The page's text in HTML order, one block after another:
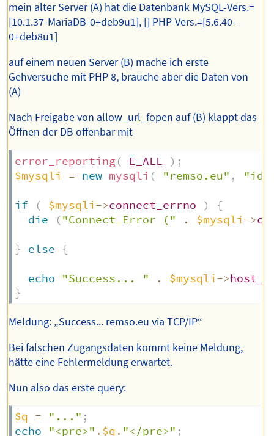
mein alter Server (A) hat die Datenbank MySQL-Vers.=
[10.1.37-MariaDB-0+deb9u1], [] PHP-Vers.=[5.6.40-
0+deb8u1]
auf einem neuen Server (B) mache ich erste
Gehversuche mit PHP 8, brauche aber die Daten von
(A)
Nach Freigabe von allow_url_fopen auf (B) klappt das
Öffnen der DB offenbar mit
error_reporting( E_ALL ) ;
$mysqli
= new mysqli ( "remso.eu" , "id"
if ( $mysqli->connect_errno )
{
die
("Connect Error (" . $mysqli->
} else {
echo "Success... " . $mysqli->
}
Meldung: „Success... remso.eu via TCP/IP“
Bei falschen Zugangsdaten kommt keine Meldung,
hätte eine Fehlermeldung erwartet.
Nun also das erste query:
$q = "..." ;
echo
"<pre>" . $q . "</pre>" ;